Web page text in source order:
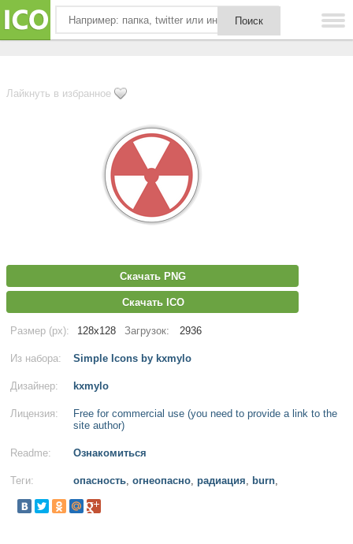
Лайкнуть в избранное
Скачать PNG
Скачать ICO
Размер (px): 128x128 Загрузок: 2936
Из набора: Simple Icons by kxmylo
Дизайнер: kxmylo
Лицензия:
Free for commercial use (you need to provide a link to the
site author)
Readme: Ознакомиться
Теги: опасность, огнеопасно, радиация, burn,